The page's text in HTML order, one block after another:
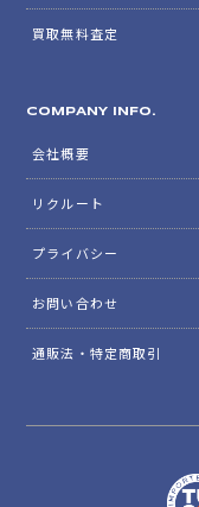
買取無料査定
COMPANY INFO.
会社概要
リクルート
プライバシー
お問い合わせ
通販法・特定商取引